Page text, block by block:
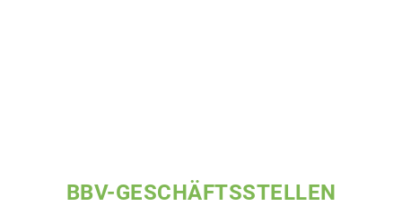
BBV-GESCHÄFTSSTELLEN